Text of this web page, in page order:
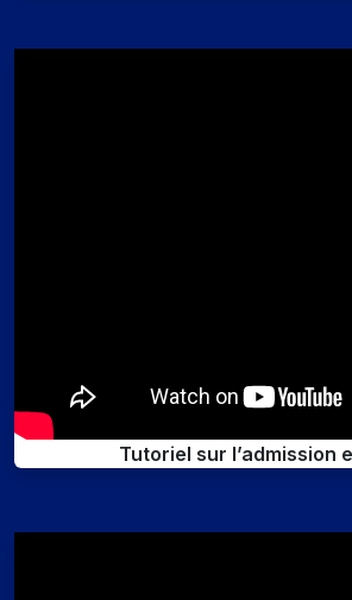
Tutoriel sur l’admission